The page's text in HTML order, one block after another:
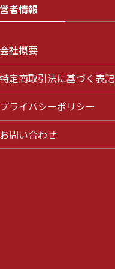
者情報
会社概要
特定商取引法に基づく表記
プライバシーポリシー
お問い合わせ